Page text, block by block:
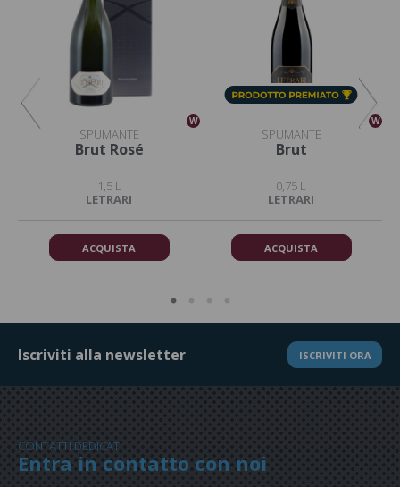
W
SPUMANTE
Brut Rosé
1,5 L
LETRARI
ACQUISTA
W
SPUMANTE
Brut
0,75 L
LETRARI
ACQUISTA
Iscriviti alla newsletter ISCRIVITI ORA
CONTATTI DEDICATI
Entra in contatto con noi